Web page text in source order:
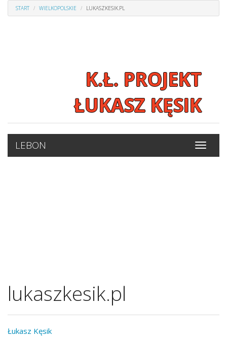
START WIELKOPOLSKIE LUKASZKESIK.PL
K.Ł. PROJEKT
ŁUKASZ KĘSIK
LEBON
lukaszkesik.pl
Łukasz Kęsik